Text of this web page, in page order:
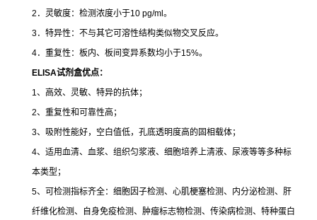
2．灵敏度：检测浓度小于10 pg/ml。
3．特异性：不与其它可溶性结构类似物交叉反应。
4．重复性：板内、板间变异系数均小于15%。
ELISA试剂盒优点：
1、高效、灵敏、特异的抗体；
2、重复性和可靠性高；
3、吸附性能好，空白值低，孔底透明度高的固相载体；
4、适用血清、血浆、组织匀浆液、细胞培养上清液、尿液等等多种标
本类型；
5、可检测指标齐全：细胞因子检测、心肌梗塞检测、内分泌检测、肝
纤维化检测、自身免疫检测、肿瘤标志物检测、传染病检测、特种蛋白